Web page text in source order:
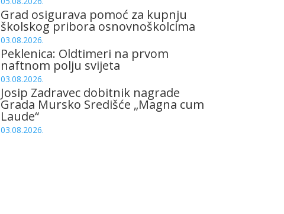
Grad osigurava pomoć za kupnju
školskog pribora osnovnoškolcima
03.08.2026.
Peklenica: Oldtimeri na prvom
naftnom polju svijeta
03.08.2026.
Josip Zadravec dobitnik nagrade
Grada Mursko Središće „Magna cum
Laude“
03.08.2026.